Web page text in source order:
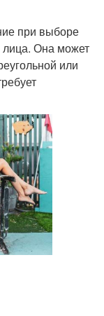
при выборе
лица. Она может
или